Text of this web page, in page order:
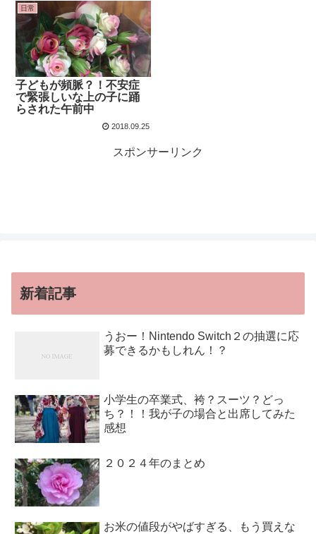
日常
子どもが頻脈？！不安症
で緊張しいな上の子に踊
らされた午前中
2018.09.25
スポンサーリンク
新着記事
うおー！Nintendo Switch２の抽選に応
募できるかもしれん！？
小学生の卒業式、袴？スーツ？どっ
ち？！！我が子の場合と出席してみた
感想
２０２４年のまとめ
お米の値段がやばすぎる、もう買えな